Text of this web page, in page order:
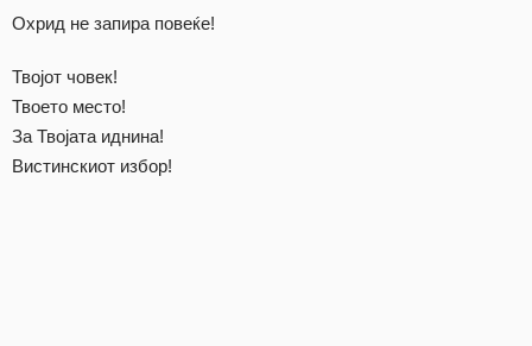
Охрид не запира повеќе!
Твојот човек!
Твоето место!
За Твојата иднина!
Вистинскиот избор!